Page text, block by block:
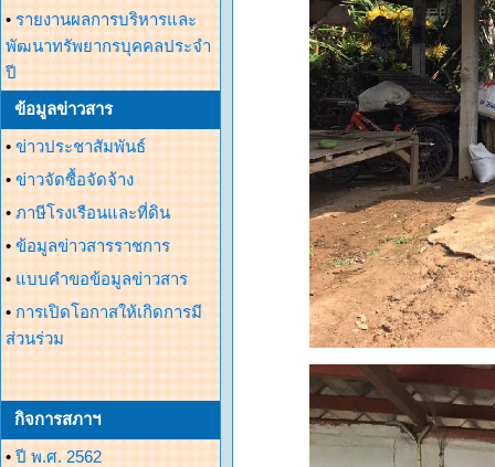
• รายงานผลการบริหารและ
พัฒนาทรัพยากรบุคคลประจำ
ปี
ข้อมูลข่าวสาร
• ข่าวประชาสัมพันธ์
• ข่าวจัดซื้อจัดจ้าง
• ภาษีโรงเรือนและที่ดิน
• ข้อมูลข่าวสารราชการ
• แบบคำขอข้อมูลข่าวสาร
• การเปิดโอกาสให้เกิดการมี
ส่วนร่วม
กิจการสภาฯ
• ปี พ.ศ. 2562